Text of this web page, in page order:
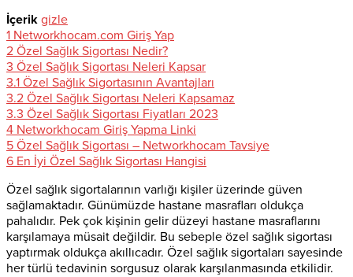
İçerik gizle
1 Networkhocam.com Giriş Yap
2 Özel Sağlık Sigortası Nedir?
3 Özel Sağlık Sigortası Neleri Kapsar
3.1 Özel Sağlık Sigortasının Avantajları
3.2 Özel Sağlık Sigortası Neleri Kapsamaz
3.3 Özel Sağlık Sigortası Fiyatları 2023
4 Networkhocam Giriş Yapma Linki
5 Özel Sağlık Sigortası – Networkhocam Tavsiye
6 En İyi Özel Sağlık Sigortası Hangisi
Özel sağlık sigortalarının varlığı kişiler üzerinde güven
sağlamaktadır. Günümüzde hastane masrafları oldukça
pahalıdır. Pek çok kişinin gelir düzeyi hastane masraflarını
karşılamaya müsait değildir. Bu sebeple özel sağlık sigortası
yaptırmak oldukça akıllıcadır. Özel sağlık sigortaları sayesinde
her türlü tedavinin sorgusuz olarak karşılanmasında etkilidir.